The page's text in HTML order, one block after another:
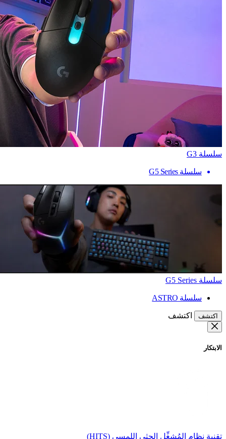
سلسلة G3
سلسلة G5 Series
سلسلة G5 Series
سلسلة ASTRO
اكتشف اكتشف
الابتكار
تقنية نظام المُشغِّل الحثي اللمسي (HITS)